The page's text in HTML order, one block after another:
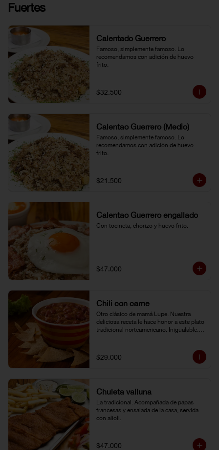
Fuertes
Calentado Guerrero
Famoso, simplemente famoso. Lo
recomendamos con adición de huevo
frito.
$32.500
Calentao Guerrero (Medio)
Famoso, simplemente famoso. Lo
recomendamos con adición de huevo
frito.
$21.500
Calentao Guerrero engallado
Con tocineta, chorizo y huevo frito.
$47.000
Chili con carne
Otro clásico de mamá Lupe. Nuestra
deliciosa receta le hace honor a este plato
tradicional norteamericano. Inigualable.
$29.000
Chuleta valluna
La tradicional. Acompañada de papas
francesas y ensalada de la casa, servida
con alioli.
$47.000